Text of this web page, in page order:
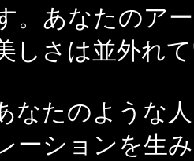
。あなたのア
しさは並外れ
なたのような
ーションを生